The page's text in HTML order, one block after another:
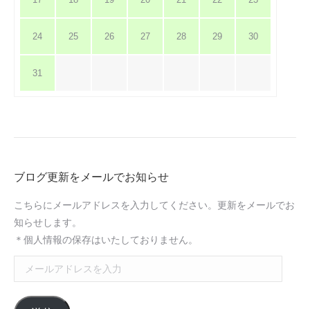
24 25 26 27 28 29 30
31
ブログ更新をメールでお知らせ
こちらにメールアドレスを入力してください。更新をメールでお
知らせします。
＊個人情報の保存はいたしておりません。
ー
ル